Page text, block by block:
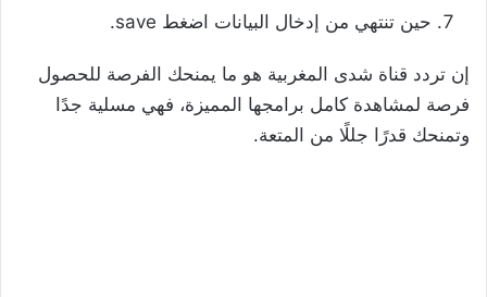
حين تنتهي من إدخال البيانات اضغط save.
إن تردد قناة شدى المغربية هو ما يمنحك الفرصة للحصول
فرصة لمشاهدة كامل برامجها المميزة، فهي مسلية جدًا
وتمنحك قدرًا جللًا من المتعة.